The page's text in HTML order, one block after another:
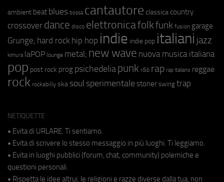
ambient beat blues bossa cantautore classica country
crossover dance disco elettronicafolkfunk fusion garage
Grunge; hard rock hip hop indie indie pop italiani jazz
kimura laPOP lounge metal; new wave nuova musica italiana
pop post rock prog psichedeliapunk r&b rap rap italiano reggae
rock rockabilly ska soul sperimentale stoner swing trap
NETIQUETTE
• Evita di URLARE. Ti sentiamo.
• Evita di scrivere lo stesso messaggio in più luoghi. Ti leggiamo.
• Evita in luoghi pubblici (forum, chat, community) polemiche e
questioni personali.
• Rispetta le idee altrui, le religioni e razze diverse dalla tua, non